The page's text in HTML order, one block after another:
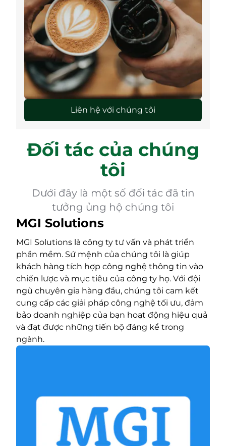
Liên hệ với chúng tôi
Đối tác của chúng
tôi
Dưới đây là một số đối tác đã tin
tưởng ủng hộ chúng tôi
MGI Solutions
MGI Solutions là công ty tư vấn và phát triển
phần mềm. Sứ mệnh của chúng tôi là giúp
khách hàng tích hợp công nghệ thông tin vào
chiến lược và mục tiêu của công ty họ. Với đội
ngũ chuyên gia hàng đầu, chúng tôi cam kết
cung cấp các giải pháp công nghệ tối ưu, đảm
bảo doanh nghiệp của bạn hoạt động hiệu quả
và đạt được những tiến bộ đáng kể trong
ngành.